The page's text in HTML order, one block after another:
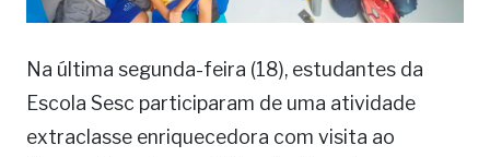
Na última segunda-feira (18), estudantes da
Escola Sesc participaram de uma atividade
extraclasse enriquecedora com visita ao